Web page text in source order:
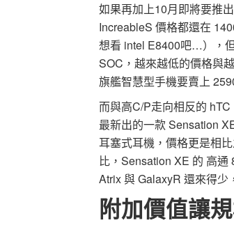
如果再加上10月即將要推
IncreableS 價格都還在
想看 intel E8400吧…），
SOC，越來越低的價格與
旗艦智慧型手機要賣上
而與高C/P走向相反的
最新出的一款 Sensation
耳塞式耳機，價格更是相
比，Sensation XE 的 高
Atrix 與 GalaxyR 還來得少
附加價值讓